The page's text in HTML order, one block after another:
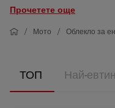
Прочетете още
Мото Облекло за
ТОП Най-